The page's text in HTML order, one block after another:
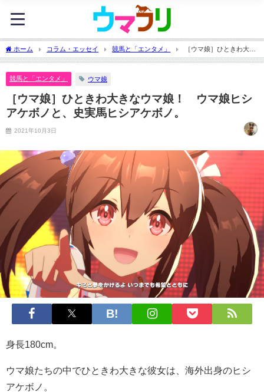
ホーム コラム・エッセイ 競馬と「エンタメ」
［ウマ娘］ひときわ大き
なウマ娘！ ウマ娘ヒシアケボノと、史実馬ヒシアケボノ。
競馬と「エンタメ」 ウマ娘
［ウマ娘］ひときわ大きなウマ娘！ ウマ娘ヒシ
アケボノと、史実馬ヒシアケボノ。
2021年10月3日
身長180cm。
ウマ娘たちの中でひときわ大きな彼女は、海外出身のヒシ
アケボノ。